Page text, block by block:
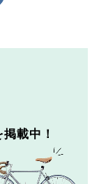
載中！